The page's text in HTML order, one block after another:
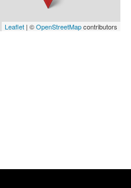
Leaflet | ©OpenStreetMapcontributors